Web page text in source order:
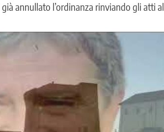
annullato l’ordinanza rinviando gli atti al